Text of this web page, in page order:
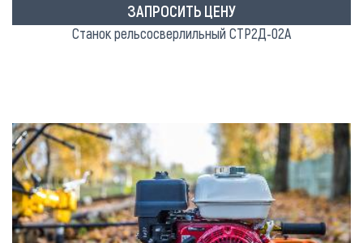
ЗАПРОСИТЬ ЦЕНУ
Станок рельсосверлильный СТР2Д-02А